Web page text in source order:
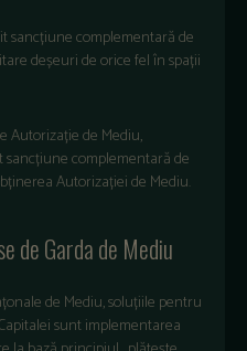
sancțiune complementară de
deșeuri de orice fel în spații
Autorizație de Mediu,
complementară de
Autorizației de Mediu.
de Garda de Mediu
de Mediu, soluțiile pentru
sunt implementarea